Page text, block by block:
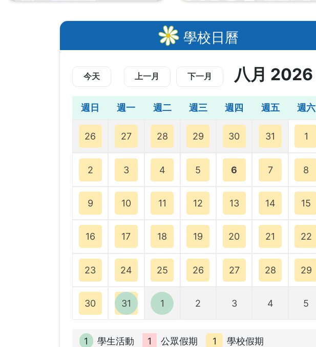
學校日曆
今天 上一月 下一月 八月 2026
週日 週一 週二 週三 週四 週五 週六
26 27 28 29 30 31 1
2 3 4 5 6 7 8
9 10 11 12 13 14 15
16 17 18 19 20 21 22
23 24 25 26 27 28 29
30 31 1 2 3 4 5
學生活動 公眾假期 學校假期